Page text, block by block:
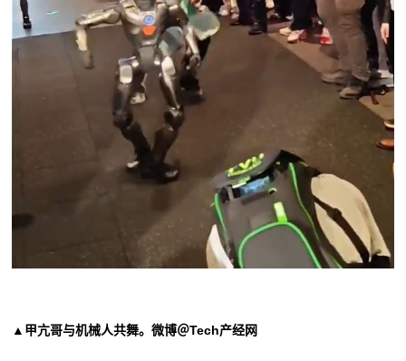
▲甲亢哥与机械人共舞。微博＠Tech产经网